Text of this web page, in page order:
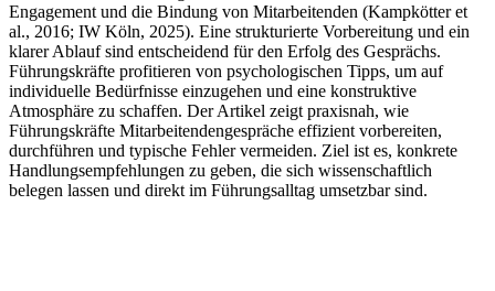
Engagement und die Bindung von Mitarbeitenden (Kampkötter et
al., 2016; IW Köln, 2025). Eine strukturierte Vorbereitung und ein
klarer Ablauf sind entscheidend für den Erfolg des Gesprächs.
Führungskräfte profitieren von psychologischen Tipps, um auf
individuelle Bedürfnisse einzugehen und eine konstruktive
Atmosphäre zu schaffen. Der Artikel zeigt praxisnah, wie
Führungskräfte Mitarbeitendengespräche effizient vorbereiten,
durchführen und typische Fehler vermeiden. Ziel ist es, konkrete
Handlungsempfehlungen zu geben, die sich wissenschaftlich
belegen lassen und direkt im Führungsalltag umsetzbar sind.